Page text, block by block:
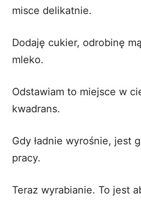
misce delikatnie.
Dodaję cukier, odrobinę
mleko.
Odstawiam to miejsce w
kwadrans.
Gdy ładnie wyrośnie, jest
pracy.
Teraz wyrabianie. To jest